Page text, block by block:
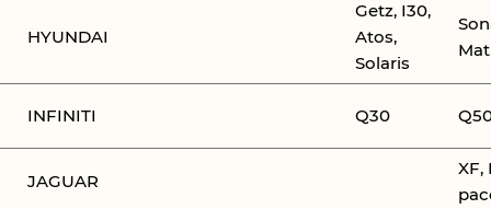
HYUNDAI
Getz, I30,
Atos,
Solaris
INFINITI Q30
JAGUAR
XF,